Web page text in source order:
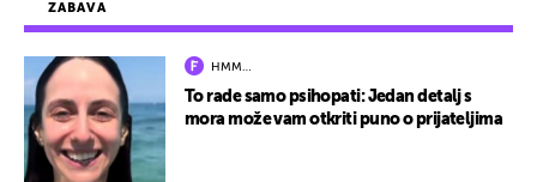
ZABAVA
HMM…
To rade samo psihopati: Jedan detalj s
mora može vam otkriti puno o prijateljima